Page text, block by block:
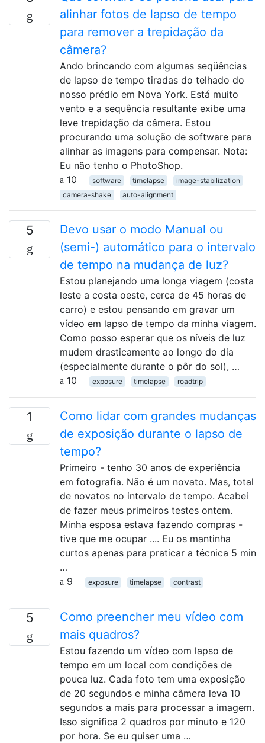
alinhar fotos de lapso de tempo
para remover a trepidação da
câmera?
Ando brincando com algumas seqüências
de lapso de tempo tiradas do telhado do
nosso prédio em Nova York. Está muito
vento e a sequência resultante exibe uma
leve trepidação da câmera. Estou
procurando uma solução de software para
alinhar as imagens para compensar. Nota:
Eu não tenho o PhotoShop.
10
software timelapse
image-stabilization
camera-shake
auto-alignment
5
Devo usar o modo Manual ou
(semi-) automático para o intervalo
de tempo na mudança de luz?
Estou planejando uma longa viagem (costa
leste a costa oeste, cerca de 45 horas de
carro) e estou pensando em gravar um
vídeo em lapso de tempo da minha viagem.
Como posso esperar que os níveis de luz
mudem drasticamente ao longo do dia
(especialmente durante o pôr do sol), …
10
exposure timelapse roadtrip
1
Como lidar com grandes mudanças
de exposição durante o lapso de
tempo?
Primeiro - tenho 30 anos de experiência
em fotografia. Não é um novato. Mas, total
de novatos no intervalo de tempo. Acabei
de fazer meus primeiros testes ontem.
Minha esposa estava fazendo compras -
tive que me ocupar .... Eu os mantinha
curtos apenas para praticar a técnica 5 min
…
9
exposure timelapse contrast
5
Como preencher meu vídeo com
mais quadros?
Estou fazendo um vídeo com lapso de
tempo em um local com condições de
pouca luz. Cada foto tem uma exposição
de 20 segundos e minha câmera leva 10
segundos a mais para processar a imagem.
Isso significa 2 quadros por minuto e 120
por hora. Se eu quiser uma …